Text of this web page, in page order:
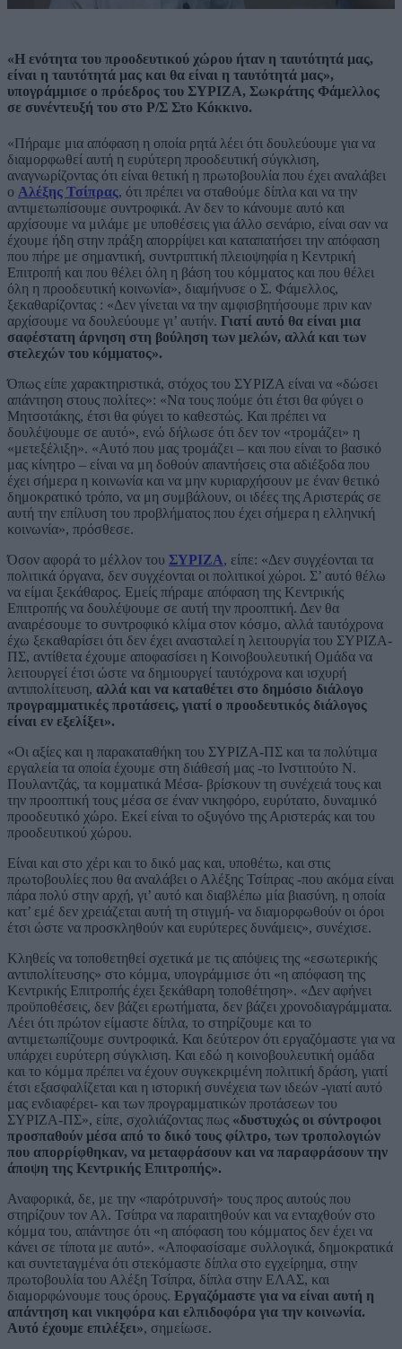
«Η ενότητα του προοδευτικού χώρου ήταν η ταυτότητά μας,
είναι η ταυτότητά μας και θα είναι η ταυτότητά μας»,
υπογράμμισε ο πρόεδρος του ΣΥΡΙΖΑ, Σωκράτης Φάμελλος
σε συνέντευξή του στο Ρ/Σ Στο Κόκκινο.
«Πήραμε μια απόφαση η οποία ρητά λέει ότι δουλεύουμε για να
διαμορφωθεί αυτή η ευρύτερη προοδευτική σύγκλιση,
αναγνωρίζοντας ότι είναι θετική η πρωτοβουλία που έχει αναλάβει
ο Αλέξης Τσίπρας, ότι πρέπει να σταθούμε δίπλα και να την
αντιμετωπίσουμε συντροφικά. Αν δεν το κάνουμε αυτό και
αρχίσουμε να μιλάμε με υποθέσεις για άλλο σενάριο, είναι σαν να
έχουμε ήδη στην πράξη απορρίψει και καταπατήσει την απόφαση
που πήρε με σημαντική, συντριπτική πλειοψηφία η Κεντρική
Επιτροπή και που θέλει όλη η βάση του κόμματος και που θέλει
όλη η προοδευτική κοινωνία», διαμήνυσε ο Σ. Φάμελλος,
ξεκαθαρίζοντας : «Δεν γίνεται να την αμφισβητήσουμε πριν καν
αρχίσουμε να δουλεύουμε γι’ αυτήν. Γιατί αυτό θα είναι μια
σαφέστατη άρνηση στη βούληση των μελών, αλλά και των
στελεχών του κόμματος».
Όπως είπε χαρακτηριστικά, στόχος του ΣΥΡΙΖΑ είναι να «δώσει
απάντηση στους πολίτες»: «Να τους πούμε ότι έτσι θα φύγει ο
Μητσοτάκης, έτσι θα φύγει το καθεστώς. Και πρέπει να
δουλέψουμε σε αυτό», ενώ δήλωσε ότι δεν τον «τρομάζει» η
«μετεξέλιξη». «Αυτό που μας τρομάζει – και που είναι το βασικό
μας κίνητρο – είναι να μη δοθούν απαντήσεις στα αδιέξοδα που
έχει σήμερα η κοινωνία και να μην κυριαρχήσουν με έναν θετικό
δημοκρατικό τρόπο, να μη συμβάλουν, οι ιδέες της Αριστεράς σε
αυτή την επίλυση του προβλήματος που έχει σήμερα η ελληνική
κοινωνία», πρόσθεσε.
Όσον αφορά το μέλλον του ΣΥΡΙΖΑ, είπε: «Δεν συγχέονται τα
πολιτικά όργανα, δεν συγχέονται οι πολιτικοί χώροι. Σ’ αυτό θέλω
να είμαι ξεκάθαρος. Εμείς πήραμε απόφαση της Κεντρικής
Επιτροπής να δουλέψουμε σε αυτή την προοπτική. Δεν θα
αναιρέσουμε το συντροφικό κλίμα στον κόσμο, αλλά ταυτόχρονα
έχω ξεκαθαρίσει ότι δεν έχει ανασταλεί η λειτουργία του ΣΥΡΙΖΑ-
ΠΣ, αντίθετα έχουμε αποφασίσει η Κοινοβουλευτική Ομάδα να
λειτουργεί έτσι ώστε να δημιουργεί ταυτόχρονα και ισχυρή
αντιπολίτευση, αλλά και να καταθέτει στο δημόσιο διάλογο
προγραμματικές προτάσεις, γιατί ο προοδευτικός διάλογος
είναι εν εξελίξει».
«Οι αξίες και η παρακαταθήκη του ΣΥΡΙΖΑ-ΠΣ και τα πολύτιμα
εργαλεία τα οποία έχουμε στη διάθεσή μας -το Ινστιτούτο Ν.
Πουλαντζάς, τα κομματικά Μέσα- βρίσκουν τη συνέχειά τους και
την προοπτική τους μέσα σε έναν νικηφόρο, ευρύτατο, δυναμικό
προοδευτικό χώρο. Εκεί είναι το οξυγόνο της Αριστεράς και του
προοδευτικού χώρου.
Είναι και στο χέρι και το δικό μας και, υποθέτω, και στις
πρωτοβουλίες που θα αναλάβει ο Αλέξης Τσίπρας -που ακόμα είναι
πάρα πολύ στην αρχή, γι’ αυτό και διαβλέπω μία βιασύνη, η οποία
κατ’ εμέ δεν χρειάζεται αυτή τη στιγμή- να διαμορφωθούν οι όροι
έτσι ώστε να προσκληθούν και ευρύτερες δυνάμεις», συνέχισε.
Κληθείς να τοποθετηθεί σχετικά με τις απόψεις της «εσωτερικής
αντιπολίτευσης» στο κόμμα, υπογράμμισε ότι «η απόφαση της
Κεντρικής Επιτροπής έχει ξεκάθαρη τοποθέτηση». «Δεν αφήνει
προϋποθέσεις, δεν βάζει ερωτήματα, δεν βάζει χρονοδιαγράμματα.
Λέει ότι πρώτον είμαστε δίπλα, το στηρίζουμε και το
αντιμετωπίζουμε συντροφικά. Και δεύτερον ότι εργαζόμαστε για να
υπάρχει ευρύτερη σύγκλιση. Και εδώ η κοινοβουλευτική ομάδα
και το κόμμα πρέπει να έχουν συγκεκριμένη πολιτική δράση, γιατί
έτσι εξασφαλίζεται και η ιστορική συνέχεια των ιδεών -γιατί αυτό
μας ενδιαφέρει- και των προγραμματικών προτάσεων του
ΣΥΡΙΖΑ-ΠΣ», είπε, σχολιάζοντας πως «δυστυχώς οι σύντροφοι
προσπαθούν μέσα από το δικό τους φίλτρο, των τροπολογιών
που απορρίφθηκαν, να μεταφράσουν και να παραφράσουν την
άποψη της Κεντρικής Επιτροπής».
Αναφορικά, δε, με την «παρότρυνσή» τους προς αυτούς που
στηρίζουν τον Αλ. Τσίπρα να παραιτηθούν και να ενταχθούν στο
κόμμα του, απάντησε ότι «η απόφαση του κόμματος δεν έχει να
κάνει σε τίποτα με αυτό». «Αποφασίσαμε συλλογικά, δημοκρατικά
και συντεταγμένα ότι στεκόμαστε δίπλα στο εγχείρημα, στην
πρωτοβουλία του Αλέξη Τσίπρα, δίπλα στην ΕΛΑΣ, και
διαμορφώνουμε τους όρους. Εργαζόμαστε για να είναι αυτή η
απάντηση και νικηφόρα και ελπιδοφόρα για την κοινωνία.
Αυτό έχουμε επιλέξει», σημείωσε.